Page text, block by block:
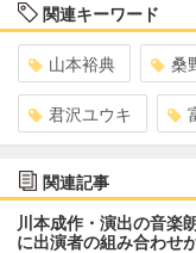
関連キーワード
山本裕典 桑
君沢ユウキ
関連記事
川本成作・演出の音
に出演者の組み合わせ